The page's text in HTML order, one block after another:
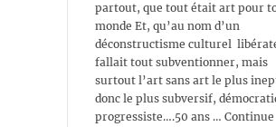
partout, que tout était art pour
monde Et, qu’au nom d’un
déconstructisme culturel
fallait tout subventionner, mais
surtout l’art sans art le plus
donc le plus subversif,
progressiste….50 ans … Continue